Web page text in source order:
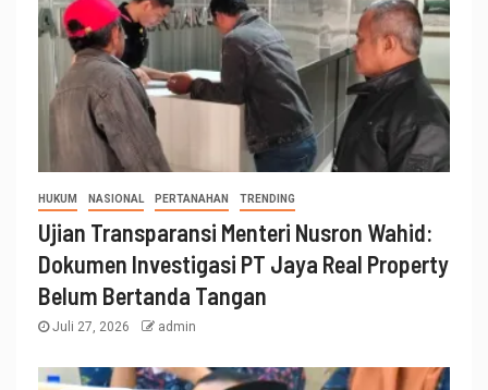
HUKUM NASIONAL PERTANAHAN TRENDING
Ujian Transparansi Menteri Nusron Wahid:
Dokumen Investigasi PT Jaya Real Property
Belum Bertanda Tangan
Juli 27, 2026 admin